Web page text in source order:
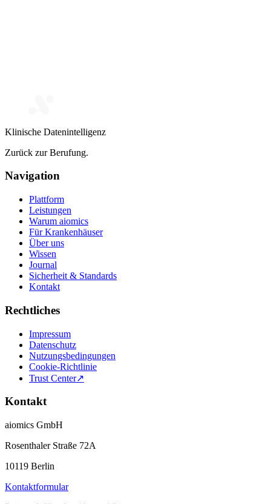
Klinische Datenintelligenz
Zurück zur Berufung.
Navigation
Plattform
Leistungen
Warum aiomics
Für Krankenhäuser
Über uns
Wissen
Journal
Sicherheit & Standards
Kontakt
Rechtliches
Impressum
Datenschutz
Nutzungsbedingungen
Cookie-Richtlinie
Trust Center↗
Kontakt
aiomics GmbH
Rosenthaler Straße 72A
10119 Berlin
Kontaktformular